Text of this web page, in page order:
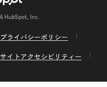
HubSpot, Inc.
プライバシーポリシー
イトアクセシビリティー